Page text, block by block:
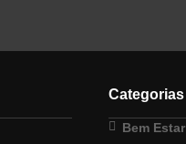
Categorias
Bem Estar